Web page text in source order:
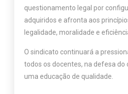
questionamento legal por
adquiridos e afronta aos
legalidade, moralidade e
O sindicato continuará a
todos os docentes, na defesa do
uma educação de qualidade.